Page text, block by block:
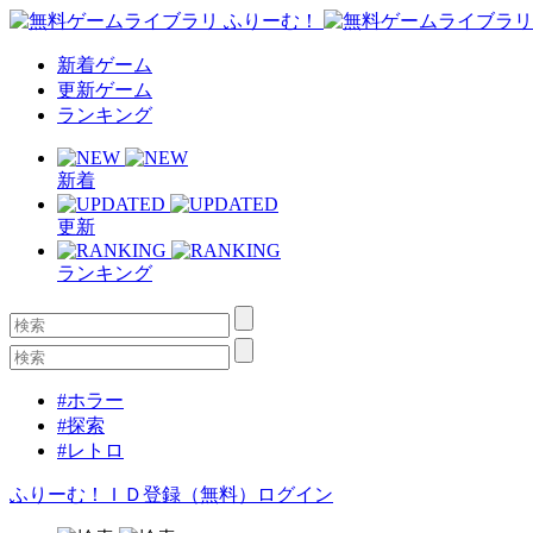
新着ゲーム
更新ゲーム
ランキング
新着
更新
ランキング
#ホラー
#探索
#レトロ
ふりーむ！ＩＤ登録（無料） ログイン